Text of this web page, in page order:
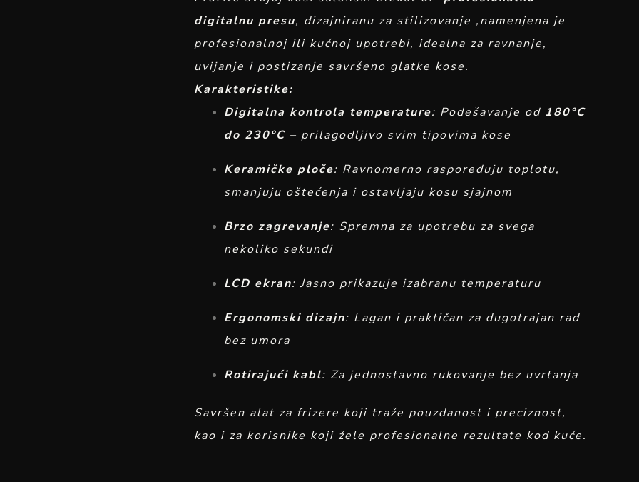
digitalnu presu, dizajniranu za stilizovanje ,namenjena je
profesionalnoj ili kućnoj upotrebi, idealna za ravnanje,
uvijanje i postizanje savršeno glatke kose.
Karakteristike:
Digitalna kontrola temperature: Podešavanje od 180°C
do 230°C – prilagodljivo svim tipovima kose
Keramičke ploče: Ravnomerno raspoređuju toplotu,
smanjuju oštećenja i ostavljaju kosu sjajnom
Brzo zagrevanje: Spremna za upotrebu za svega
nekoliko sekundi
LCD ekran: Jasno prikazuje izabranu temperaturu
Ergonomski dizajn: Lagan i praktičan za dugotrajan rad
bez umora
Rotirajući kabl: Za jednostavno rukovanje bez uvrtanja
Savršen alat za frizere koji traže pouzdanost i preciznost,
kao i za korisnike koji žele profesionalne rezultate kod kuće.